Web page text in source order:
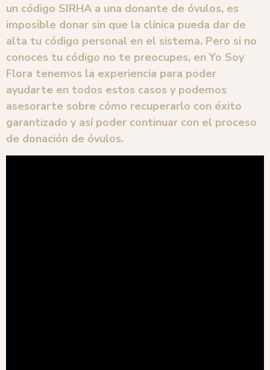
un código SIRHA a una donante de óvulos, es
imposible donar sin que la clínica pueda dar de
alta tu código personal en el sistema. Pero si no
conoces tu código no te preocupes, en Yo Soy
Flora tenemos la experiencia para poder
ayudarte en todos estos casos y podemos
asesorarte sobre cómo recuperarlo con éxito
garantizado y así poder continuar con el proceso
de donación de óvulos.